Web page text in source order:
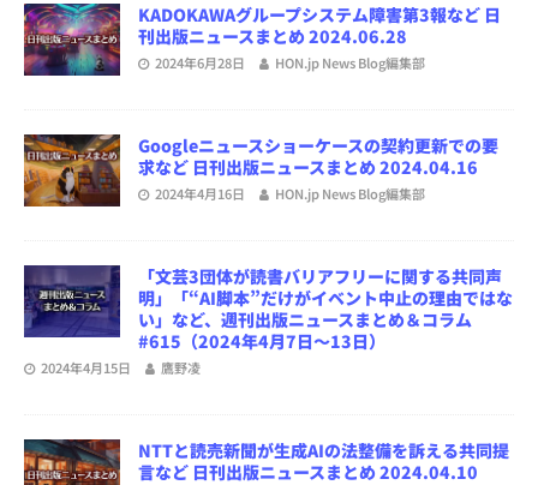
KADOKAWAグループシステム障害第3報など 日
刊出版ニュースまとめ 2024.06.28
2024年6月28日 HON.jp News Blog編集部
Googleニュースショーケースの契約更新での要
求など 日刊出版ニュースまとめ 2024.04.16
2024年4月16日 HON.jp News Blog編集部
「文芸3団体が読書バリアフリーに関する共同声
明」「“AI脚本”だけがイベント中止の理由ではな
い」など、週刊出版ニュースまとめ＆コラム
#615（2024年4月7日～13日）
2024年4月15日 鷹野凌
NTTと読売新聞が生成AIの法整備を訴える共同提
言など 日刊出版ニュースまとめ 2024.04.10